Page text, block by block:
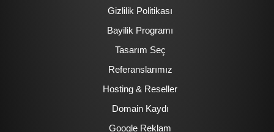
Gizlilik Politikası
Bayilik Programı
Tasarım Seç
Referanslarımız
Hosting & Reseller
Domain Kaydı
Google Reklam